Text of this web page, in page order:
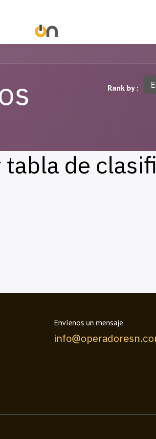
Rank by :
tabla de
Envíenos un mensaje